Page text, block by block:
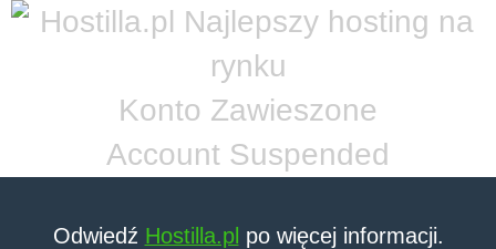
Konto Zawieszone
Account Suspended
Odwiedź Hostilla.pl po więcej informacji.